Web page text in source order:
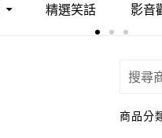
精選笑話 影音
商品分